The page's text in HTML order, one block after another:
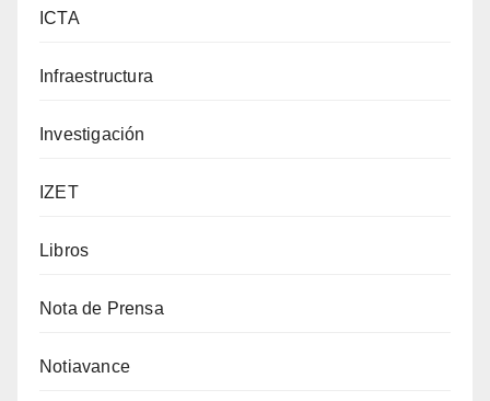
ICTA
Infraestructura
Investigación
IZET
Libros
Nota de Prensa
Notiavance